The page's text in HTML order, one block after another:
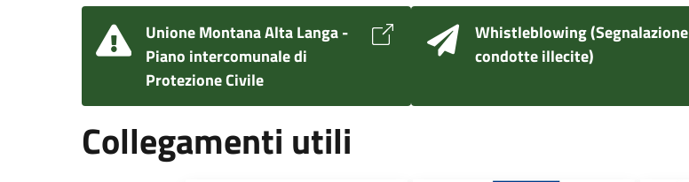
Unione Montana Alta Langa -
Piano intercomunale di
Protezione Civile
Whistleblowing (Segnalazione
condotte illecite)
Collegamenti utili